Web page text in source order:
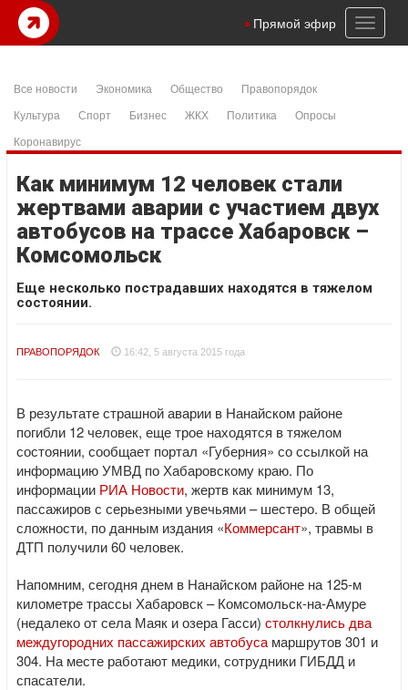
Toggle
Прямой эфир
Все новости Экономика Общество
Правопорядок
Культура
Спорт Бизнес ЖКХ Политика
Опросы
Коронавирус
Как минимум 12 человек стали
жертвами аварии с участием двух
автобусов на трассе Хабаровск –
Комсомольск
Еще несколько пострадавших находятся в тяжелом
состоянии.
ПРАВОПОРЯДОК 16:42, 5 августа 2015 года
В результате страшной аварии в Нанайском районе
погибли 12 человек, еще трое находятся в тяжелом
состоянии, сообщает портал «Губерния» со ссылкой на
информацию УМВД по Хабаровскому краю. По
информации РИА Новости, жертв как минимум 13,
пассажиров с серьезными увечьями – шестеро. В общей
сложности, по данным издания «Коммерсант», травмы в
ДТП получили 60 человек.
Напомним, сегодня днем в Нанайском районе на 125-м
километре трассы Хабаровск – Комсомольск-на-Амуре
(недалеко от села Маяк и озера Гасси) столкнулись два
междугородних пассажирских автобуса маршрутов 301 и
304. На месте работают медики, сотрудники ГИБДД и
спасатели.